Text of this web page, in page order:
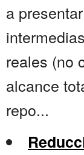
a
reales (no
alcance
repo...